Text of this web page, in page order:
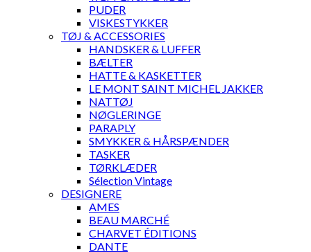
PUDER
VISKESTYKKER
TØJ & ACCESSORIES
HANDSKER & LUFFER
BÆLTER
HATTE & KASKETTER
LE MONT SAINT MICHEL JAKKER
NATTØJ
NØGLERINGE
PARAPLY
SMYKKER & HÅRSPÆNDER
TASKER
TØRKLÆDER
Sélection Vintage
DESIGNERE
AMES
BEAU MARCHÉ
CHARVET ÉDITIONS
DANTE